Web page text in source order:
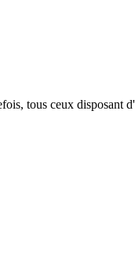
tous ceux disposant